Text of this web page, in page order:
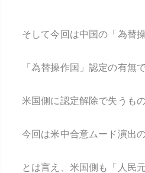
そして今回は中国の「為替
「為替操作国」認定の有無
米国側に認定解除で失うも
今回は米中合意ムード演出
とは言え、米国側も「人民